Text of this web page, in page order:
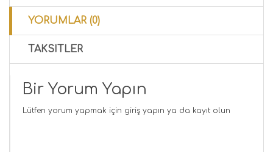
YORUMLAR (0)
TAKSITLER
Bir Yorum Yapın
Lütfen yorum yapmak için giriş yapın ya da kayıt olun